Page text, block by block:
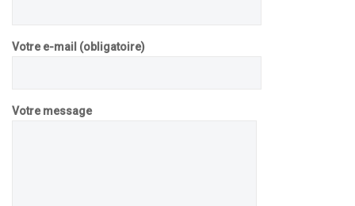
Votre e-mail (obligatoire)
Votre message